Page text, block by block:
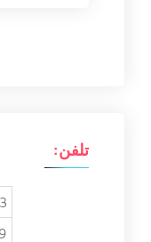
تلفن: